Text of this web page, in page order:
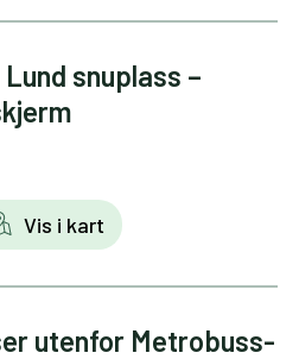
snuplass –
Vis i kart
utenfor Metrobuss-